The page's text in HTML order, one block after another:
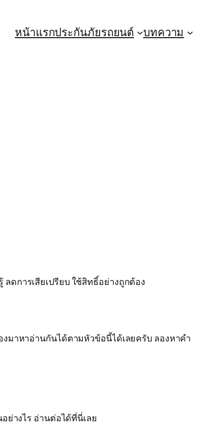
หน้าแรกประกันภัยรถยนต์ บทความ
ดการเสียเปรียบ ใช้สิทธิ์อย่างถูกต้อง
มาหาอ่านกันได้ตามหัวข้อนี้ได้เลยครับ ลองหาคำ
ย่างไร อ่านต่อได้ที่นี่เลย